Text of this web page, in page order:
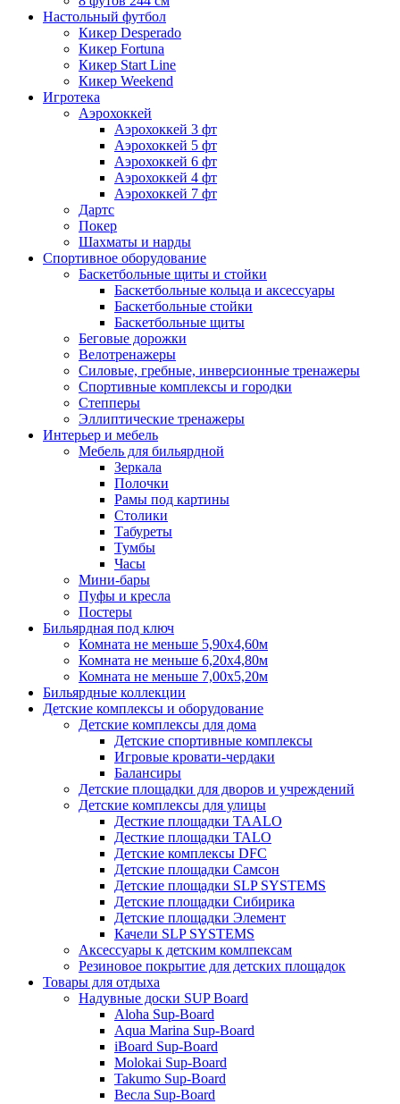
Настольный футбол
Кикер Desperado
Кикер Fortuna
Кикер Start Line
Кикер Weekend
Игротека
Аэрохоккей
Аэрохоккей 3 фт
Аэрохоккей 5 фт
Аэрохоккей 6 фт
Аэрохоккей 4 фт
Аэрохоккей 7 фт
Дартс
Покер
Шахматы и нарды
Спортивное оборудование
Баскетбольные щиты и стойки
Баскетбольные кольца и аксессуары
Баскетбольные стойки
Баскетбольные щиты
Беговые дорожки
Велотренажеры
Силовые, гребные, инверсионные тренажеры
Спортивные комплексы и городки
Степперы
Эллиптические тренажеры
Интерьер и мебель
Мебель для бильярдной
Зеркала
Полочки
Рамы под картины
Столики
Табуреты
Тумбы
Часы
Мини-бары
Пуфы и кресла
Постеры
Бильярдная под ключ
Комната не меньше 5,90х4,60м
Комната не меньше 6,20х4,80м
Комната не меньше 7,00х5,20м
Бильярдные коллекции
Детские комплексы и оборудование
Детские комплексы для дома
Детские спортивные комплексы
Игровые кровати-чердаки
Балансиры
Детские площадки для дворов и учреждений
Детские комплексы для улицы
Десткие площадки TAALO
Десткие площадки TALO
Детские комплексы DFC
Детские площадки Самсон
Детские площадки SLP SYSTEMS
Детские площадки Сибирика
Детские площадки Элемент
Качели SLP SYSTEMS
Аксессуары к детским комлпексам
Резиновое покрытие для детских площадок
Товары для отдыха
Надувные доски SUP Board
Aloha Sup-Board
Aqua Marina Sup-Board
iBoard Sup-Board
Molokai Sup-Board
Takumo Sup-Board
Весла Sup-Board